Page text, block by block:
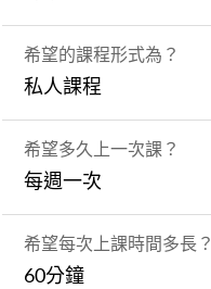
希望的課程形式為？
私人課程
希望多久上一次課？
每週一次
希望每次上課時間多長？
60分鐘